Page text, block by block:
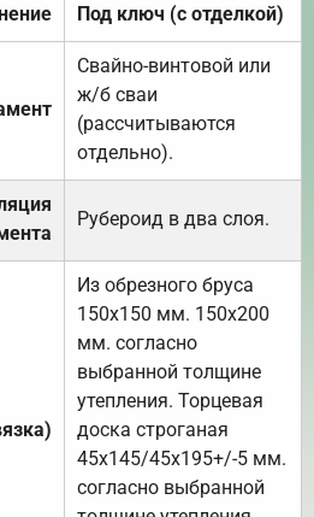
Под ключ (с отделкой)
Свайно-винтовой или
ж/б сваи
(рассчитываются
отдельно).
Рубероид в два слоя.
Из обрезного бруса
150х150 мм. 150х200
мм. согласно
выбранной толщине
утепления. Торцевая
доска строганая
45х145/45х195+/-5 мм.
согласно выбранной